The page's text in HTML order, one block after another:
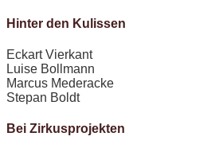
Hinter den Kulissen
Eckart Vierkant
Luise Bollmann
Marcus Mederacke
Stepan Boldt
Bei Zirkusprojekten